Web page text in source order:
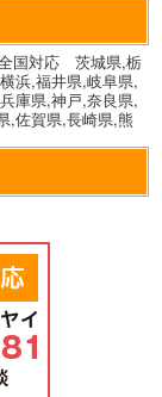
国対応 茨城県,栃
浜,福井県,岐阜県,
庫県,神戸,奈良県,
,佐賀県,長崎県,熊